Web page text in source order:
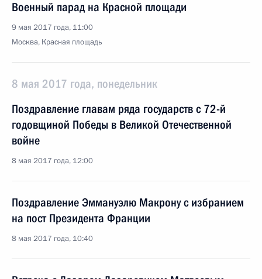
Военный парад на Красной площади
9 мая 2017 года, 11:00
Москва, Красная площадь
8 мая 2017 года, понедельник
Поздравление главам ряда государств с 72-й
годовщиной Победы в Великой Отечественной
войне
8 мая 2017 года, 12:00
Поздравление Эммануэлю Макрону с избранием
на пост Президента Франции
8 мая 2017 года, 10:40